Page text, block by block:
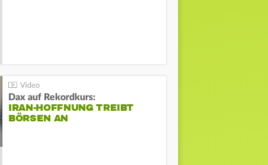
Dax auf Rekordkurs:
IRAN-HOFFNUNG TREIBT
BÖRSEN AN